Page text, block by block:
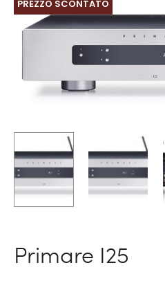
PREZZO SCONTATO
Primare I25